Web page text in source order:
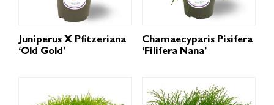
Juniperus X Pfitzeriana
‘Old Gold’
Chamaecyparis Pisifera
‘Filifera Nana’